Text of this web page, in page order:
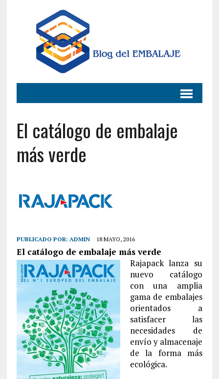
El catálogo de embalaje
más verde
PUBLICADO POR: ADMIN 18 MAYO, 2016
El catálogo de embalaje más verde
Rajapack lanza su
nuevo catálogo
con una amplia
gama de embalajes
orientados a
satisfacer las
necesidades de
envío y almacenaje
de la forma más
ecológica.